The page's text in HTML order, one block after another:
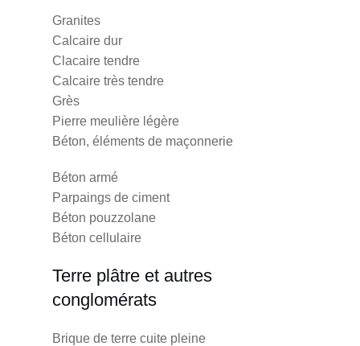
Granites
Calcaire dur
Clacaire tendre
Calcaire très tendre
Grès
Pierre meulière légère
Béton, éléments de maçonnerie
Béton armé
Parpaings de ciment
Béton pouzzolane
Béton cellulaire
Terre plâtre et autres
conglomérats
Brique de terre cuite pleine